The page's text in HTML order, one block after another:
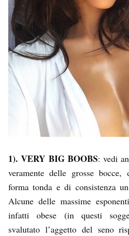
1). VERY BIG BOOBS: vedi
veramente delle grosse
forma tonda e di consistenza
Alcune delle massime
infatti obese (in questi
svalutato l’aggetto del seno